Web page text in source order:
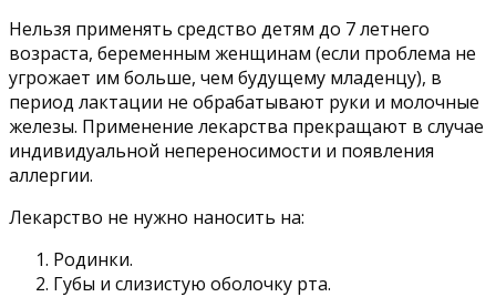
Нельзя применять средство детям до 7 летнего
возраста, беременным женщинам (если проблема не
угрожает им больше, чем будущему младенцу), в
период лактации не обрабатывают руки и молочные
железы. Применение лекарства прекращают в случае
индивидуальной непереносимости и появления
аллергии.
Лекарство не нужно наносить на:
Родинки.
Губы и слизистую оболочку рта.